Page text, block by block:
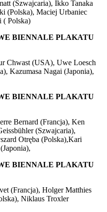
(Szwajcaria), Ikko Tanaka
(Polska), Maciej Urbaniec
( Polska)
BIENNALE PLAKATU
Chwast (USA), Uwe Loesch
Kazumasa Nagai (Japonia),
BIENNALE PLAKATU
Bernard (Francja), Ken
(Szwajcaria),
Otręba (Polska),Kari
BIENNALE PLAKATU
(Francja), Holger Matthies
Niklaus Troxler